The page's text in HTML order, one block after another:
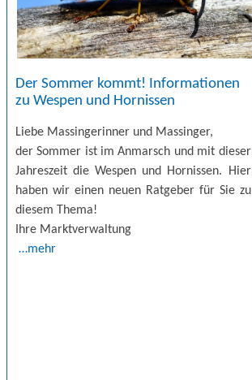
Der Sommer kommt! Informationen
zu Wespen und Hornissen
Liebe Massingerinner und Massinger,
der Sommer ist im Anmarsch und mit dieser
Jahreszeit die Wespen und Hornissen. Hier
haben wir einen neuen Ratgeber für Sie zu
diesem Thema!
Ihre Marktverwaltung
…mehr